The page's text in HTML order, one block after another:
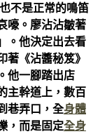
不是正常的鳴笛
嚎。廖沾沾皺著
。他決定出去看
《沾醬秘笈》
他一腳踏出店
主幹道上，數百
巷弄口，全身體
，而是固定全身